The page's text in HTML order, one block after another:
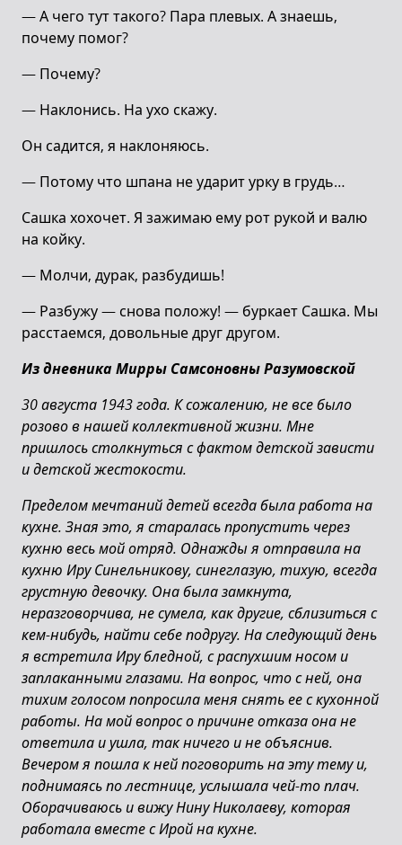
— А чего тут такого? Пара плевых. А знаешь,
почему помог?
— Почему?
— Наклонись. На ухо скажу.
Он садится, я наклоняюсь.
— Потому что шпана не ударит урку в грудь…
Сашка хохочет. Я зажимаю ему рот рукой и валю
на койку.
— Молчи, дурак, разбудишь!
— Разбужу — снова положу! — буркает Сашка. Мы
расстаемся, довольные друг другом.
Из дневника Мирры Самсоновны Разумовской
30 августа 1943 года. К сожалению, не все было
розово в нашей коллективной жизни. Мне
пришлось столкнуться с фактом детской зависти
и детской жестокости.
Пределом мечтаний детей всегда была работа на
кухне. Зная это, я старалась пропустить через
кухню весь мой отряд. Однажды я отправила на
кухню Иру Синельникову, синеглазую, тихую, всегда
грустную девочку. Она была замкнута,
неразговорчива, не сумела, как другие, сблизиться с
кем-нибудь, найти себе подругу. На следующий день
я встретила Иру бледной, с распухшим носом и
заплаканными глазами. На вопрос, что с ней, она
тихим голосом попросила меня снять ее с кухонной
работы. На мой вопрос о причине отказа она не
ответила и ушла, так ничего и не объяснив.
Вечером я пошла к ней поговорить на эту тему и,
поднимаясь по лестнице, услышала чей-то плач.
Оборачиваюсь и вижу Нину Николаеву, которая
работала вместе с Ирой на кухне.